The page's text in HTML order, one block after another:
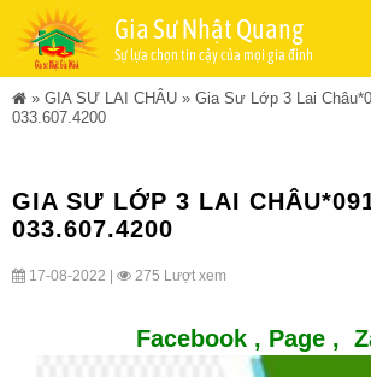
Gia Sư Nhật Quang
Sự lựa chọn tin cậy của mọi gia đình
» GIA SƯ LAI CHÂU » Gia Sư Lớp 3 Lai
033.607.4200
GIA SƯ LỚP 3 LAI
033.607.4200
17-08-2022 | 275 Lượt xem
Facebook , Page ,